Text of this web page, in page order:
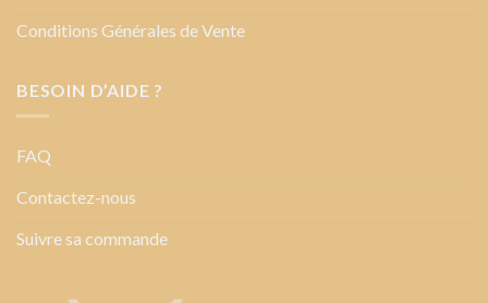
Conditions Générales de Vente
BESOIN D’AIDE ?
FAQ
Contactez-nous
Suivre sa commande